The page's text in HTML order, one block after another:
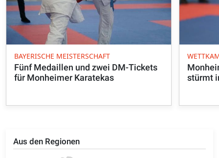
Aus den Regionen
BAYERISCHE MEISTERSCHAFT
Fünf Medaillen und zwei DM-Tickets
für Monheimer Karatekas
stürmt